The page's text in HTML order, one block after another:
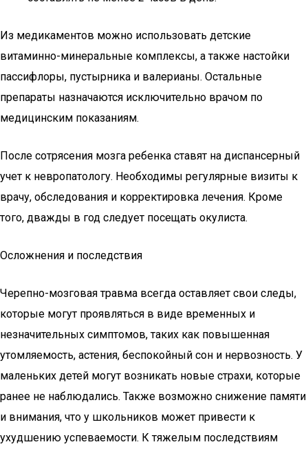
Из медикаментов можно использовать детские
витаминно-минеральные комплексы, а также настойки
пассифлоры, пустырника и валерианы. Остальные
препараты назначаются исключительно врачом по
медицинским показаниям.
После сотрясения мозга ребенка ставят на диспансерный
учет к невропатологу. Необходимы регулярные визиты к
врачу, обследования и корректировка лечения. Кроме
того, дважды в год следует посещать окулиста.
Осложнения и последствия
Черепно-мозговая травма всегда оставляет свои следы,
которые могут проявляться в виде временных и
незначительных симптомов, таких как повышенная
утомляемость, астения, беспокойный сон и нервозность. У
маленьких детей могут возникать новые страхи, которые
ранее не наблюдались. Также возможно снижение памяти
и внимания, что у школьников может привести к
ухудшению успеваемости. К тяжелым последствиям